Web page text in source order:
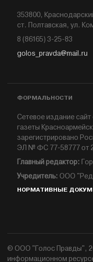
353800,
ст. Полтавская, ул.
8 (86165) 3-25-83
golos_pravda@mail.ru
ФОРМАЛЬНОСТИ
Сетевое издание
газеты
зарегистрировано
ЭЛ № ФС 77-58777 от
Главный редактор:
Учредитель: ООО
НОРМАТИВНЫЕ
© ООО "Голос Правды",
информационном